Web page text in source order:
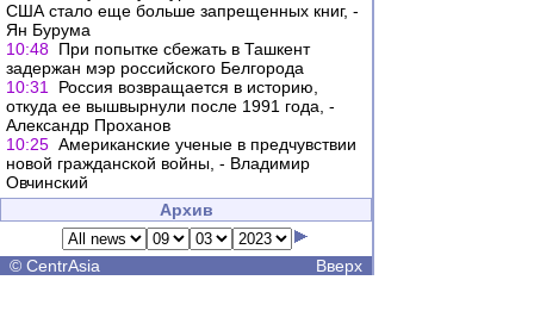
США стало еще больше запрещенных книг, -
Ян Бурума
10:48 При попытке сбежать в Ташкент
задержан мэр российского Белгорода
10:31
Россия возвращается в историю,
откуда ее вышвырнули после 1991 года, -
Александр Проханов
10:25 Американские ученые в предчувствии
новой гражданской войны, - Владимир
Овчинский
Архив
© CentrAsia Вверх